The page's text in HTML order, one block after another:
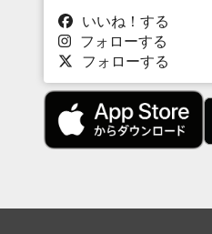
いいね！する
フォローする
フォローする